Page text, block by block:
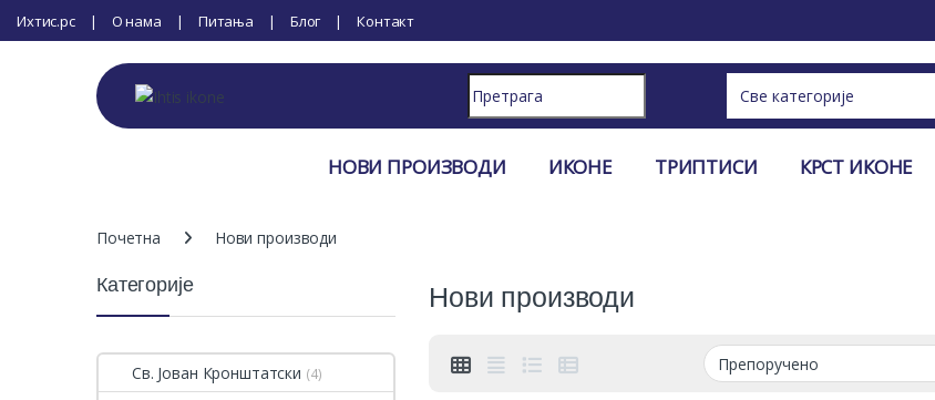
Ихтис.рс О нама Питања Блог Контакт
Search for:
НОВИ ПРОИЗВОДИ ИКОНЕ ТРИПТИСИ КРСТ ИКОНЕ
Почетна Нови производи
Нови производи
Категорије
Св. Јован Кронштатски (4)